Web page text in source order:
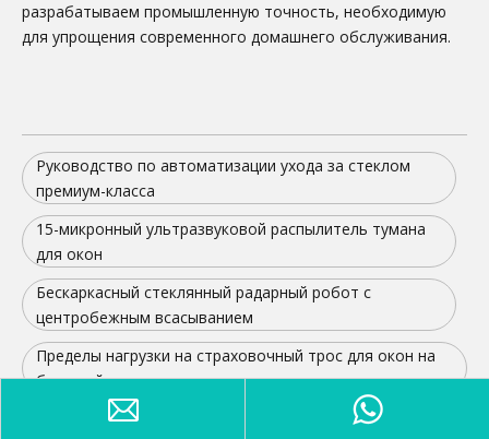
разрабатываем промышленную точность, необходимую
для упрощения современного домашнего обслуживания.
Руководство по автоматизации ухода за стеклом
премиум-класса
15-микронный ультразвуковой распылитель тумана
для окон
Бескаркасный стеклянный радарный робот с
центробежным всасыванием
Пределы нагрузки на страховочный трос для окон на
большой высоте